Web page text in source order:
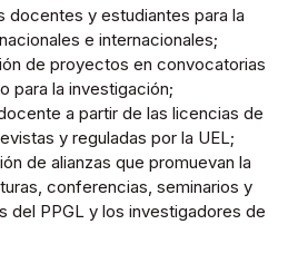
docentes y estudiantes para la
e internacionales;
de proyectos en convocatorias
para la investigación;
a partir de las licencias de
y reguladas por la UEL;
de alianzas que promuevan la
conferencias, seminarios y
del PPGL y los investigadores de